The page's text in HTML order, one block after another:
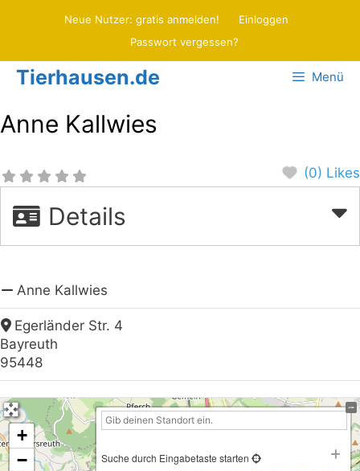
Neue Nutzer: gratis anmelden!
Einloggen
Passwort vergessen?
Tierhausen.de Menü
Anne Kallwies
(0) Likes
Details
Anne Kallwies
Egerländer Str. 4
Bayreuth
95448
+
−
Suche durch Eingabetaste starten